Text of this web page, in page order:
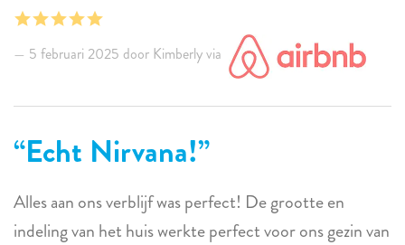
opslaan en liet ons een koelbox lenen om onze
gekoelde spullen naar onze volgende plek waar we
verbleven te brengen. De keuken was ongelooflijk
goed gevuld. Prachtige omgeving, comfortabele
bedden.
We zouden graag terugkomen!
5 februari 2025 door Kimberly via
Echt Nirvana!
Alles aan ons verblijf was perfect! De grootte en
indeling van het huis werkte perfect voor ons gezin van